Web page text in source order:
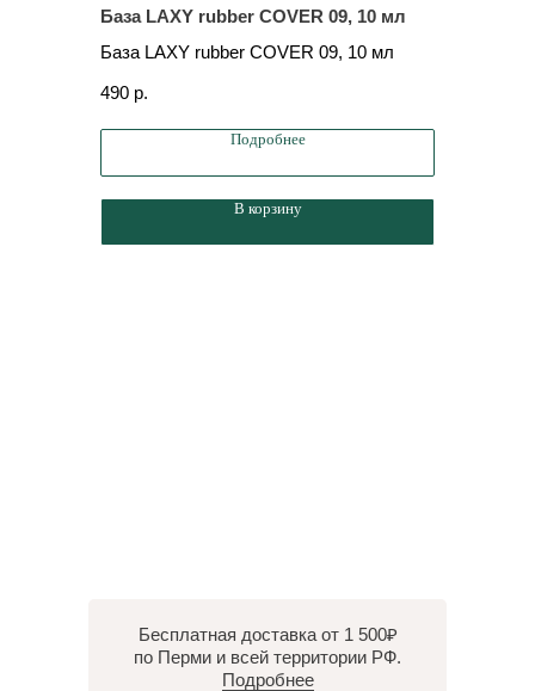
База LAXY rubber COVER 09, 10 мл
База LAXY rubber COVER 09, 10 мл
490 р.
Подробнее
В корзину
Бесплатная доставка от 1 500₽
по Перми и всей территории РФ.
Подробнее